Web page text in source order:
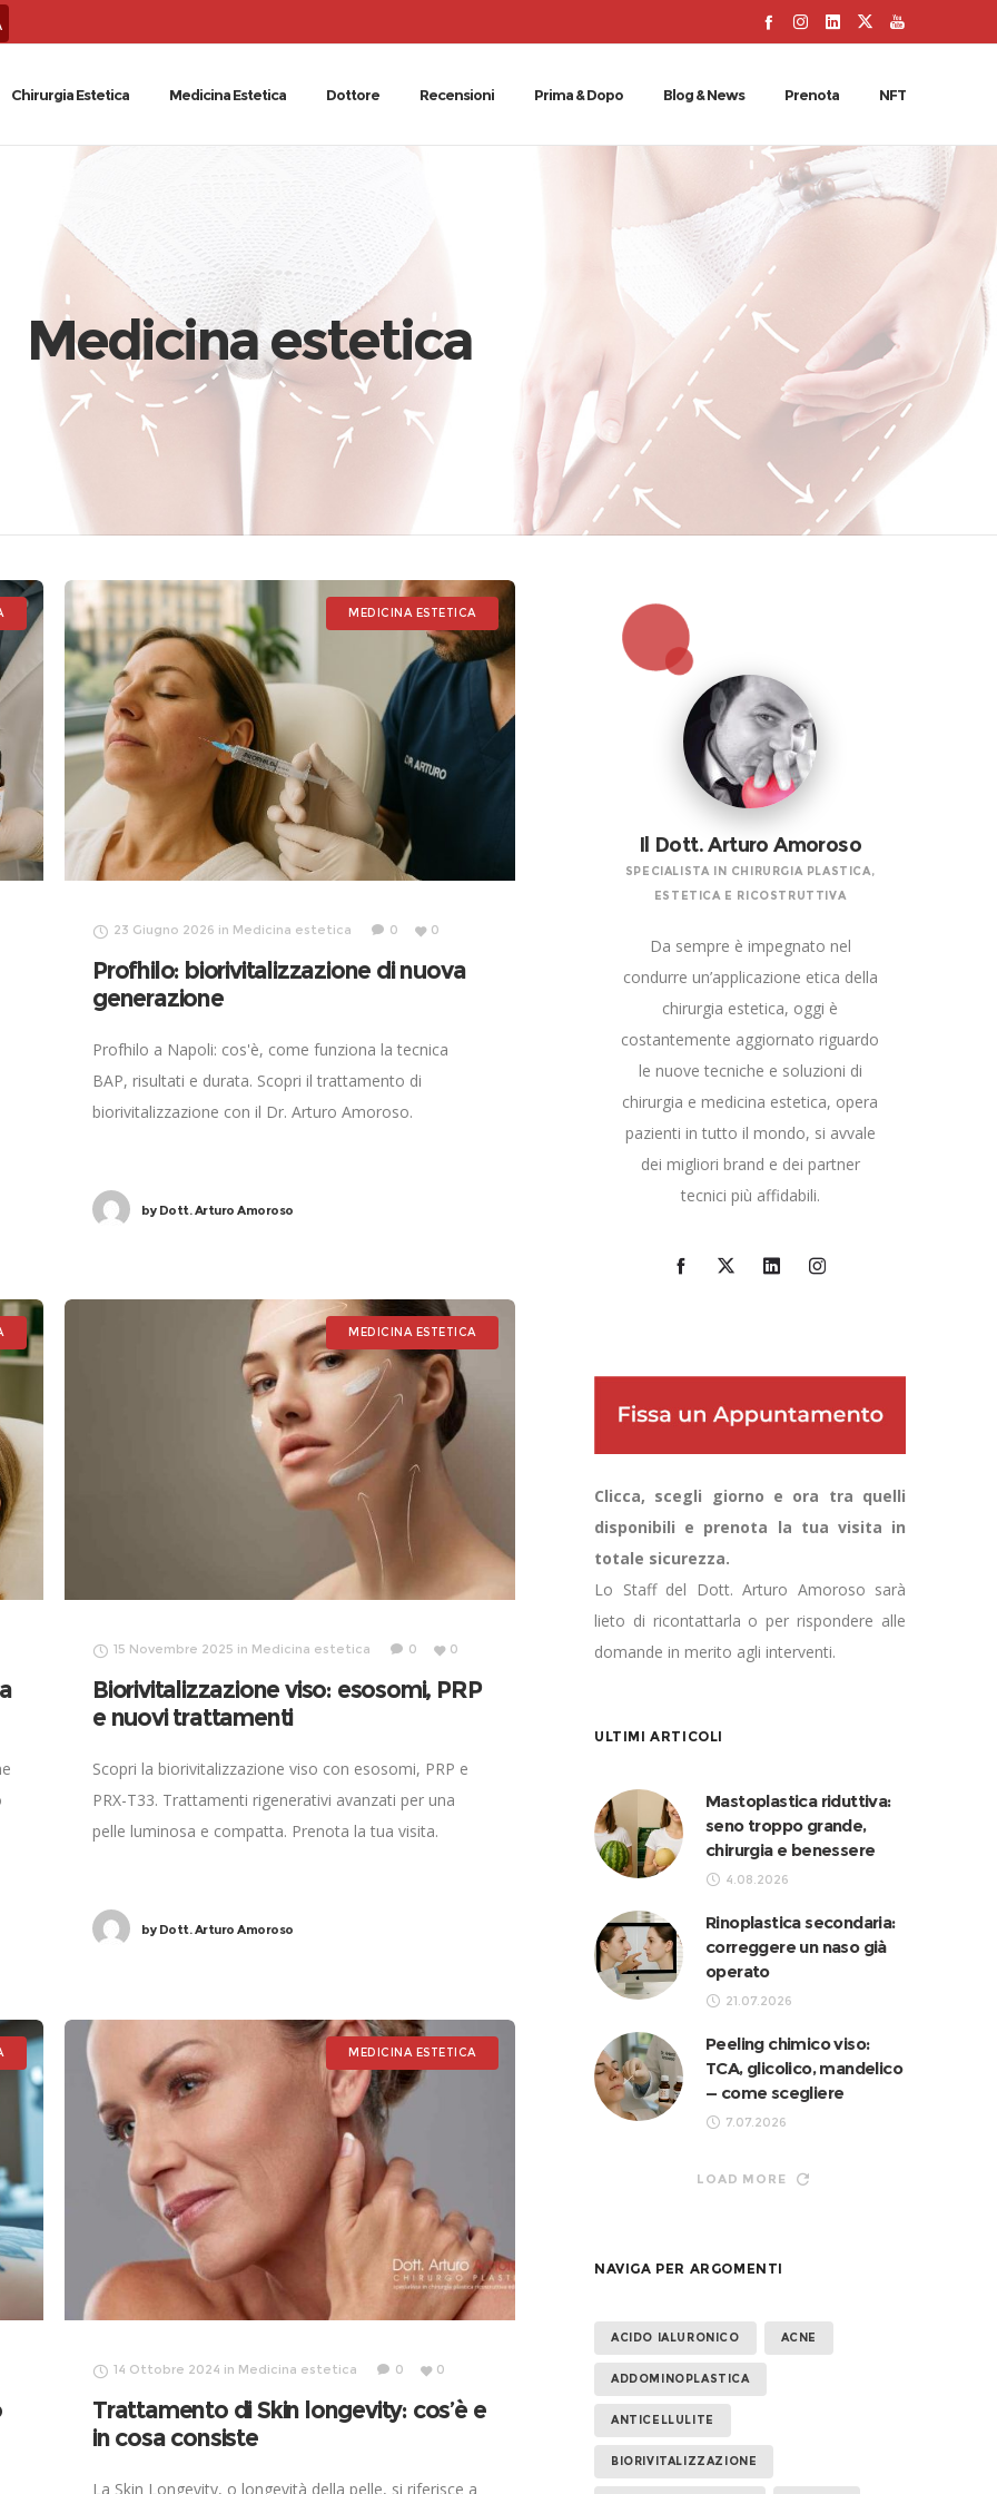
Chirurgia Estetica Medicina Estetica Dottore Recensioni Prima & Dopo Blog & News Prenota NFT
Medicina estetica
MEDICINA ESTETICA
23 Giugno 2026 in Medicina estetica 0 0
Profhilo: biorivitalizzazione di nuova
generazione
Profhilo a Napoli: cos'è, come funziona la tecnica
BAP, risultati e durata. Scopri il trattamento di
biorivitalizzazione con il Dr. Arturo Amoroso.
byDott. Arturo Amoroso
MEDICINA ESTETICA
15 Novembre 2025 in Medicina estetica 0 0
Biorivitalizzazione viso: esosomi, PRP
e nuovi trattamenti
Scopri la biorivitalizzazione viso con esosomi, PRP e
PRX-T33. Trattamenti rigenerativi avanzati per una
pelle luminosa e compatta. Prenota la tua visita.
byDott. Arturo Amoroso
MEDICINA ESTETICA
14 Ottobre 2024 in Medicina estetica 0 0
Trattamento di Skin longevity: cos’è e
in cosa consiste
La Skin Longevity, o longevità della pelle, si riferisce a
Il Dott. Arturo Amoroso
SPECIALISTA IN CHIRURGIA PLASTICA,
ESTETICA E RICOSTRUTTIVA
Da sempre è impegnato nel
condurre un’applicazione etica della
chirurgia estetica, oggi è
costantemente aggiornato riguardo
le nuove tecniche e soluzioni di
chirurgia e medicina estetica, opera
pazienti in tutto il mondo, si avvale
dei migliori brand e dei partner
tecnici più affidabili.
Clicca, scegli giorno e ora tra quelli
disponibili e prenota la tua visita in
totale sicurezza.
Lo Staff del Dott. Arturo Amoroso sarà
lieto di ricontattarla o per rispondere alle
domande in merito agli interventi.
ULTIMI ARTICOLI
Mastoplastica riduttiva:
seno troppo grande,
chirurgia e benessere
4.08.2026
Rinoplastica secondaria:
correggere un naso già
operato
21.07.2026
Peeling chimico viso:
TCA, glicolico, mandelico
— come scegliere
7.07.2026
LOAD MORE
NAVIGA PER ARGOMENTI
ACIDO IALURONICO ACNE
ADDOMINOPLASTICA
ANTICELLULITE
BIORIVITALIZZAZIONE